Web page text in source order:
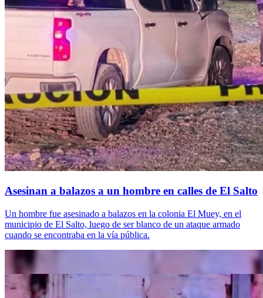
Asesinan a balazos a un hombre en calles de El Salto
Un hombre fue asesinado a balazos en la colonia El Muey, en el
municipio de El Salto, luego de ser blanco de un ataque armado
cuando se encontraba en la vía pública.